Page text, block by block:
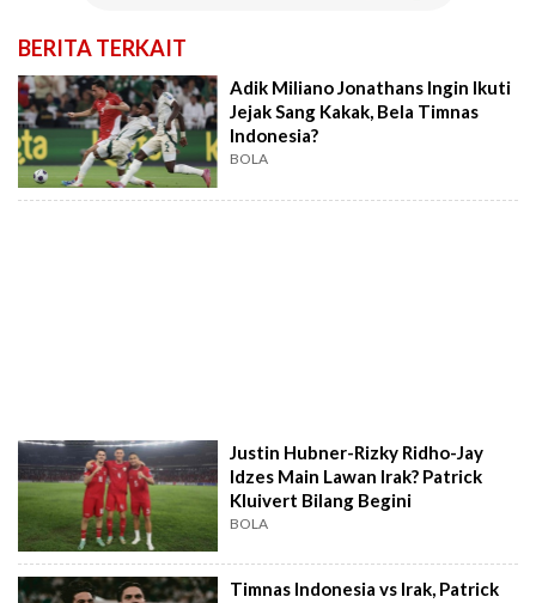
BERITA TERKAIT
Adik Miliano Jonathans Ingin Ikuti
Jejak Sang Kakak, Bela Timnas
Indonesia?
BOLA
Justin Hubner-Rizky Ridho-Jay
Idzes Main Lawan Irak? Patrick
Kluivert Bilang Begini
BOLA
Timnas Indonesia vs Irak, Patrick